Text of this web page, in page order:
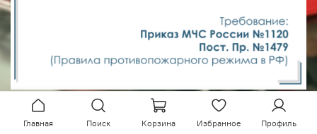
Главная Поиск Корзина Избранное Профиль